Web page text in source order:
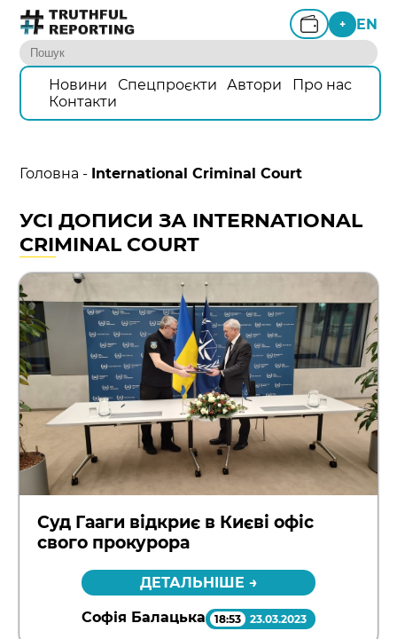
+ EN
Новини Спецпроєкти Автори
Про нас
Контакти
Головна - International Criminal Court
УСІ ДОПИСИ ЗА INTERNATIONAL
CRIMINAL COURT
Суд Гааги відкриє в Києві офіс
свого прокурора
ДЕТАЛЬНІШЕ →
Софія Балацька 18:53 23.03.2023